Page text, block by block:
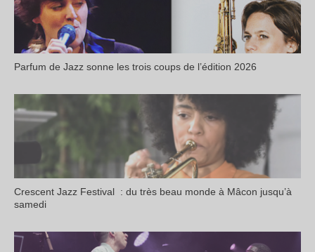
Parfum de Jazz sonne les trois coups de l’édition 2026
Crescent Jazz Festival : du très beau monde à Mâcon jusqu’à
samedi